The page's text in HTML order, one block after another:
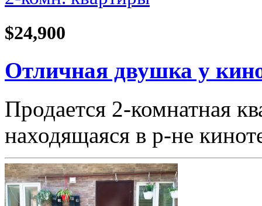
$24,900
Отличная двушка у
Продается 2-комнатная
находящаяся в р-не